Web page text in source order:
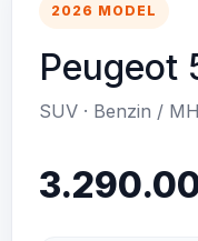
2026 MODEL
Peugeot
SUV · Benzin /